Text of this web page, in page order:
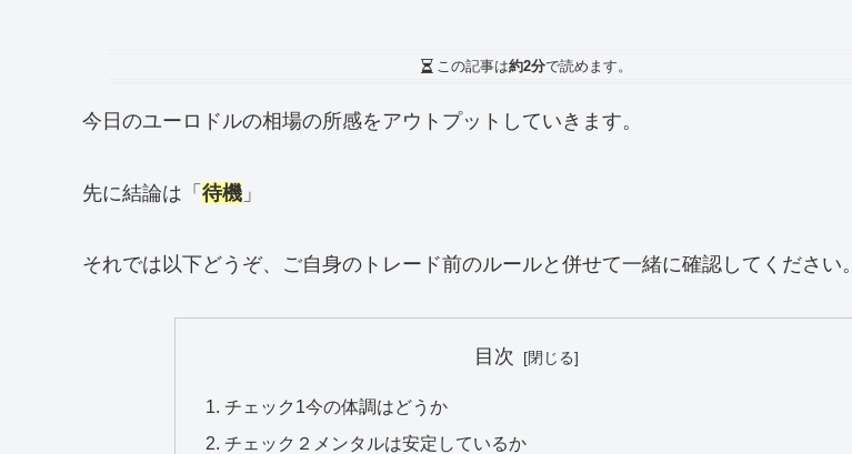
この記事は約2分で読めます。
今日のユーロドルの相場の所感をアウトプットしていきます。
先に結論は「 待機 」
それでは以下どうぞ、ご自身のトレード前のルールと併せて一緒に確認してください。
目次
チェック1今の体調はどうか
チェック２メンタルは安定しているか